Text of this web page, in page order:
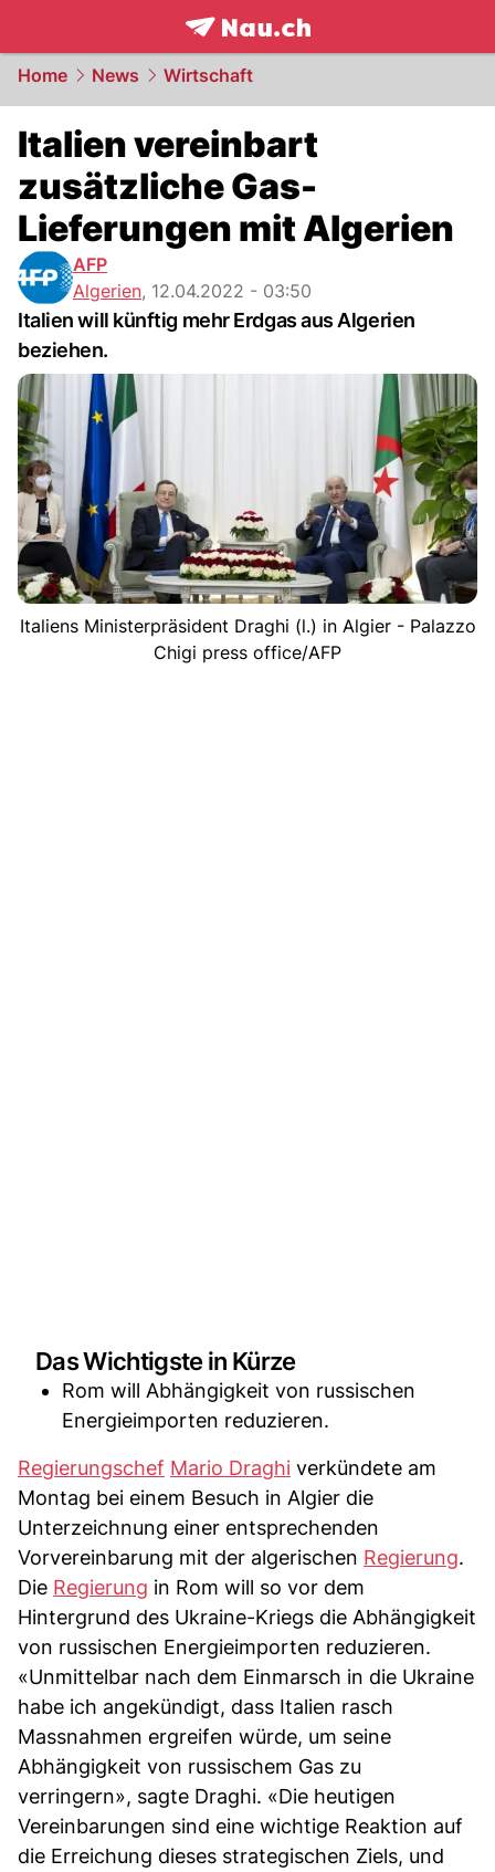
frontpage.NAU.ch
Home News Wirtschaft
Italien vereinbart
zusätzliche Gas-
Lieferungen mit Algerien
AFP
Algerien, 12.04.2022 - 03:50
Italien will künftig mehr Erdgas aus Algerien
beziehen.
Italiens Ministerpräsident Draghi (l.) in Algier - Palazzo
Chigi press office/AFP
Das Wichtigste in Kürze
Rom will Abhängigkeit von russischen
Energieimporten reduzieren.
Regierungschef Mario Draghi verkündete am
Montag bei einem Besuch in Algier die
Unterzeichnung einer entsprechenden
Vorvereinbarung mit der algerischen Regierung.
Die Regierung in Rom will so vor dem
Hintergrund des Ukraine-Kriegs die Abhängigkeit
von russischen Energieimporten reduzieren.
«Unmittelbar nach dem Einmarsch in die Ukraine
habe ich angekündigt, dass Italien rasch
Massnahmen ergreifen würde, um seine
Abhängigkeit von russischem Gas zu
verringern», sagte Draghi. «Die heutigen
Vereinbarungen sind eine wichtige Reaktion auf
die Erreichung dieses strategischen Ziels, und